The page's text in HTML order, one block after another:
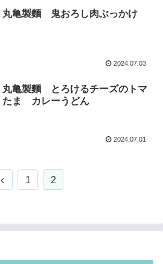
丸亀製麵 鬼おろし肉ぶっかけ
2024.07.03
丸亀製麵 とろけるチーズのトマ
たま カレーうどん
2024.07.01
前
1 2